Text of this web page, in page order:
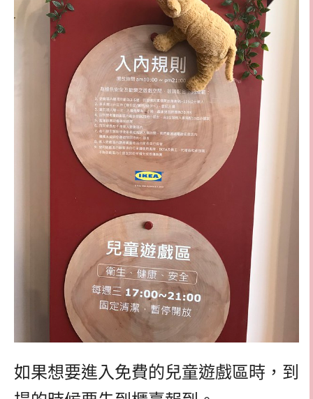
如果想要進入免費的兒童遊戲區時，到